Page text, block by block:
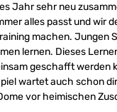
Jahr sehr neu
alles passt und wir
machen.
lernen. Dieses
geschafft werden
wartet auch schon
vor heimischen